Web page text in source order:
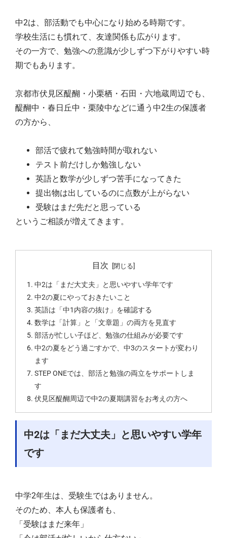
中2は、部活動でも中心になり始める時期です。
学校生活にも慣れて、友達関係も広がります。
その一方で、勉強への意識が少しずつ下がりやすい時
期でもあります。
京都市伏見区醍醐・小栗栖・石田・六地蔵周辺でも、
醍醐中・春日丘中・栗陵中などに通う中2生の保護者
の方から、
部活で疲れて勉強時間が取れない
テスト前だけしか勉強しない
英語と数学が少しずつ苦手になってきた
提出物は出しているのに点数が上がらない
受験はまだ先だと思っている
というご相談が増えてきます。
目次
中2は「まだ大丈夫」と思いやすい学年です
中2の夏にやっておきたいこと
英語は「中1内容の抜け」を確認する
数学は「計算」と「文章題」の両方を見直す
部活が忙しい子ほど、勉強の仕組みが必要です
中2の夏をどう過ごすかで、中3のスタートが変わり
ます
STEP ONEでは、部活と勉強の両立をサポートしま
す
伏見区醍醐周辺で中2の夏期講習をお考えの方へ
中2は「まだ大丈夫」と思いやすい学年
です
中学2年生は、受験生ではありません。
そのため、本人も保護者も、
「受験はまだ来年」